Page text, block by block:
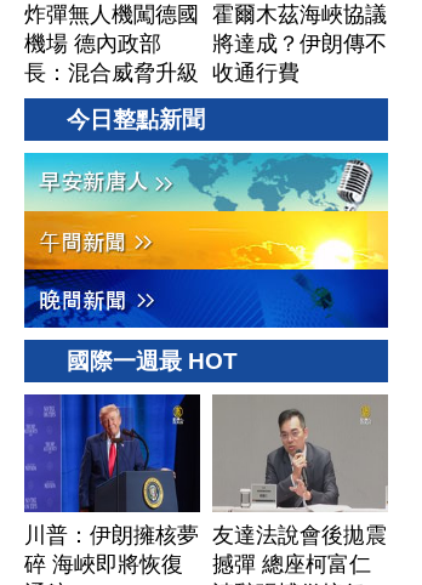
炸彈無人機闖德國
機場 德內政部
長：混合威脅升級
霍爾木茲海峽協議
將達成？伊朗傳不
收通行費
今日整點新聞
國際一週最 HOT
川普：伊朗擁核夢
碎 海峽即將恢復
友達法說會後拋震
撼彈 總座柯富仁